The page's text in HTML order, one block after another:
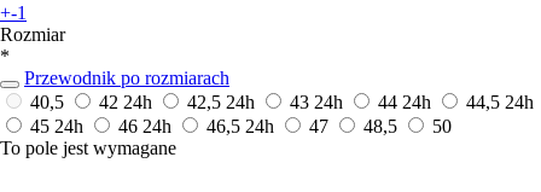
+-1
Rozmiar
*
Przewodnik po rozmiarach
40,5
42 24h 42,5 24h 43 24h 44 24h 44,5 24h
45 24h 46 24h 46,5 24h 47 48,5
50
To pole jest wymagane